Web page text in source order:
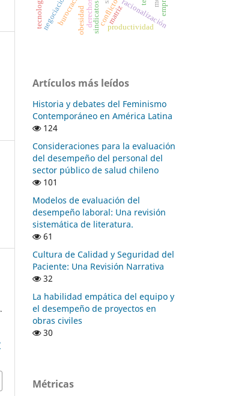
racionalización
productividad
derechos matriz
obesidad
Artículos más leídos
Historia y debates del Feminismo
Contemporáneo en América Latina
124
Consideraciones para la evaluación
del desempeño del personal del
sector público de salud chileno
101
Modelos de evaluación del
desempeño laboral: Una revisión
sistemática de literatura.
61
Cultura de Calidad y Seguridad del
Paciente: Una Revisión Narrativa
32
La habilidad empática del equipo y
el desempeño de proyectos en
obras civiles
30
Métricas